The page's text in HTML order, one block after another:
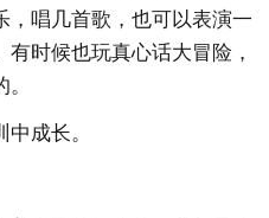
，唱几首歌，也可以表演一
时候也玩真心话大冒险，
成长。